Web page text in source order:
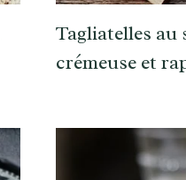
Tagliatelles au
crémeuse et